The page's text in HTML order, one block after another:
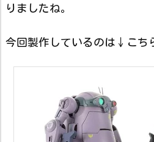
りましたね。
今回製作しているのは↓こち